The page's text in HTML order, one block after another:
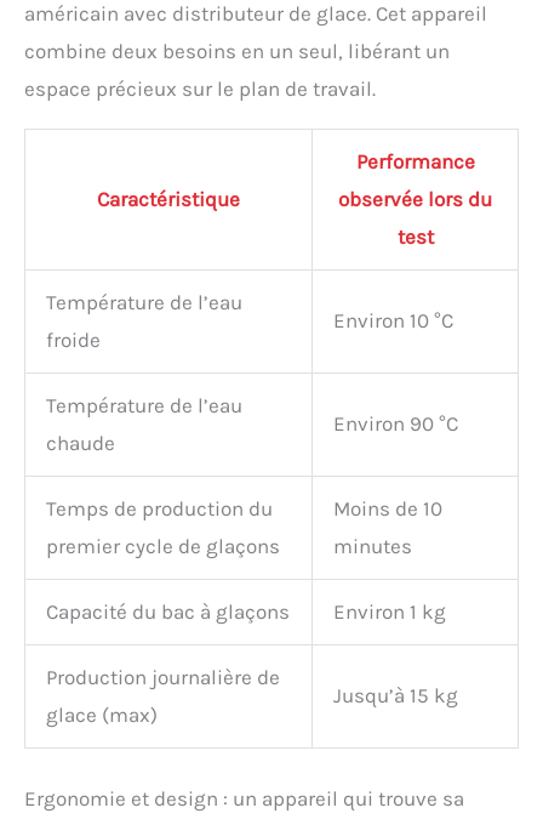
américain avec distributeur de glace. Cet appareil
combine deux besoins en un seul, libérant un
espace précieux sur le plan de travail.
Caractéristique
Performance
observée lors du
test
Température de l’eau
froide
Environ 10 °C
Température de l’eau
chaude
Environ 90 °C
Temps de production du
premier cycle de glaçons
Moins de 10
minutes
Capacité du bac à glaçons Environ 1 kg
Production journalière de
glace (max)
Jusqu’à 15 kg
Ergonomie et design : un appareil qui trouve sa